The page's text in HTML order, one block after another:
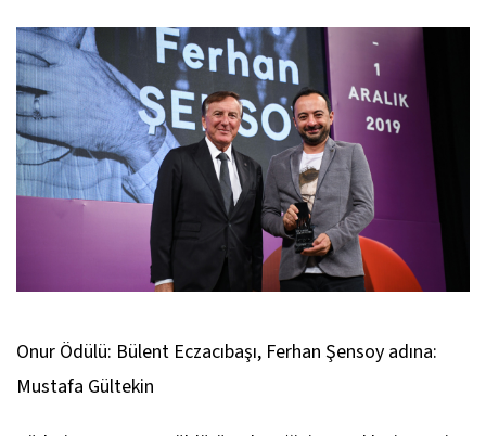
Onur Ödülü: Bülent Eczacıbaşı, Ferhan Şensoy adına:
Mustafa Gültekin